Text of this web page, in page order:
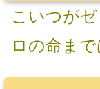
こいつが
ロの命ま